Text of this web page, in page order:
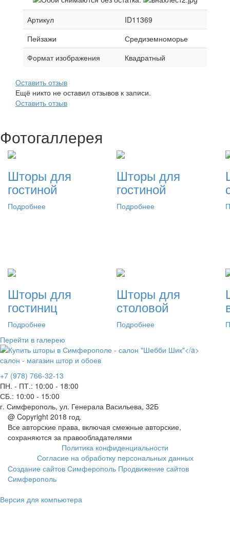
Артикул
ID11369
Пейзажи
Средиземноморье
Формат изображения
Квадратный
Оставить отзыв
Ещё никто не оставил отзывов к записи.
Оставить отзыв
Фотогаллерея
Шторы для
гостиной
Подробнее
Шторы для
гостиной
Подробнее
Шторы для
гостиниц
Подробнее
Шторы для
столовой
Подробнее
Перейти в галерею
салон - магазин штор и обоев
+7 (978) 766-32-13
ПН. - ПТ.: 10:00 - 18:00
СБ.: 10:00 - 15:00
г. Симферополь, ул. Генерала Васильева, 32Б
@ Copyright 2018 год.
Все авторские права, включая смежные авторские,
сохраняются за правообладателями
Политика конфиденциальности
Согласие на обработку персональных данных
Создание сайтов Симферополь Продвижение сайтов
Симферополь
Версия для компьютера